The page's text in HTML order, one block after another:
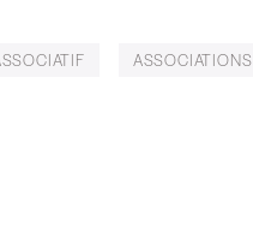
ASSOCIATIONS